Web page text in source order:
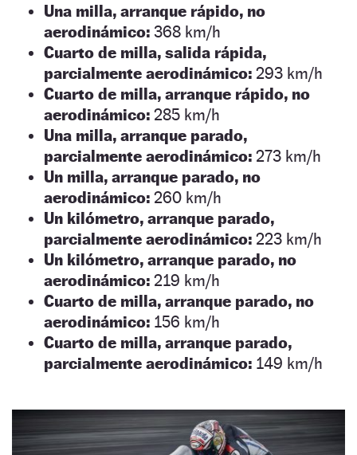
Una milla, arranque rápido, no
aerodinámico: 368 km/h
Cuarto de milla, salida rápida,
parcialmente aerodinámico: 293 km/h
Cuarto de milla, arranque rápido, no
aerodinámico: 285 km/h
Una milla, arranque parado,
parcialmente aerodinámico: 273 km/h
Un milla, arranque parado, no
aerodinámico: 260 km/h
Un kilómetro, arranque parado,
parcialmente aerodinámico: 223 km/h
Un kilómetro, arranque parado, no
aerodinámico: 219 km/h
Cuarto de milla, arranque parado, no
aerodinámico: 156 km/h
Cuarto de milla, arranque parado,
parcialmente aerodinámico: 149 km/h